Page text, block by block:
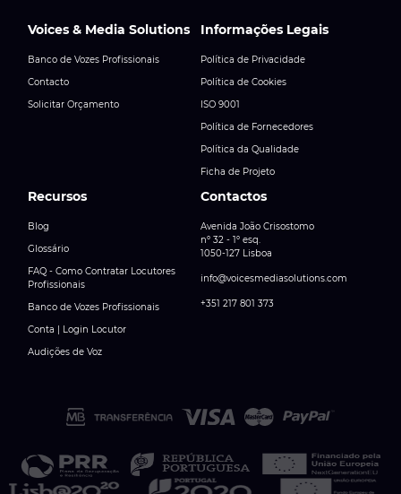
Voices & Media Solutions
Banco de Vozes Profissionais
Contacto
Solicitar Orçamento
Informações Legais
Política de Privacidade
Política de Cookies
ISO 9001
Política de Fornecedores
Política da Qualidade
Ficha de Projeto
Recursos
Blog
Glossário
FAQ - Como Contratar Locutores
Profissionais
Banco de Vozes Profissionais
Conta | Login Locutor
Audições de Voz
Contactos
Avenida João Crisostomo
nº 32 - 1º esq.
1050-127 Lisboa
info@voicesmediasolutions.com
+351 217 801 373